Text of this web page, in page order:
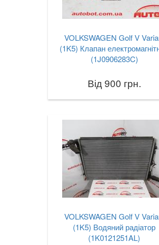
VOLKSWAGEN Golf V
(1K5) Клапан
(1J0906283C)
Від 900 грн.
VOLKSWAGEN Golf V
(1K5) Водяний радіатор
(1K0121251AL)